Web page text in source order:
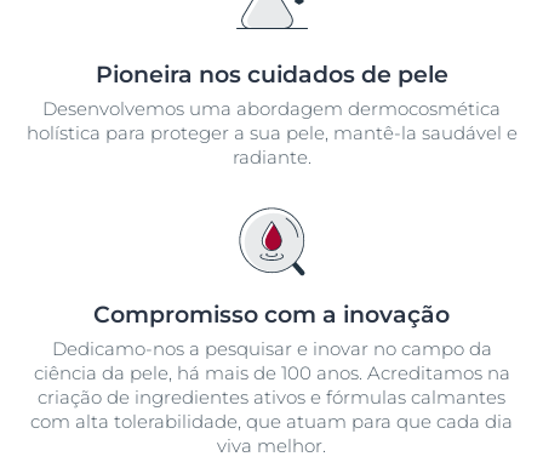
Pioneira nos cuidados de pele
Desenvolvemos uma abordagem dermocosmética
holística para proteger a sua pele, mantê-la saudável e
radiante.
Compromisso com a inovação
Dedicamo-nos a pesquisar e inovar no campo da
ciência da pele, há mais de 100 anos. Acreditamos na
criação de ingredientes ativos e fórmulas calmantes
com alta tolerabilidade, que atuam para que cada dia
viva melhor.